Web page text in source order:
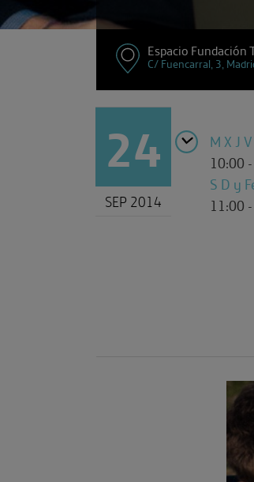
Espacio Fundación
C/ Fuencarral, 3,
24
SEP 2014
M X J
10:00
S D y
11:00